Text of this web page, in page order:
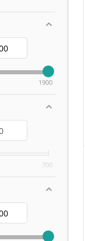
1900
700